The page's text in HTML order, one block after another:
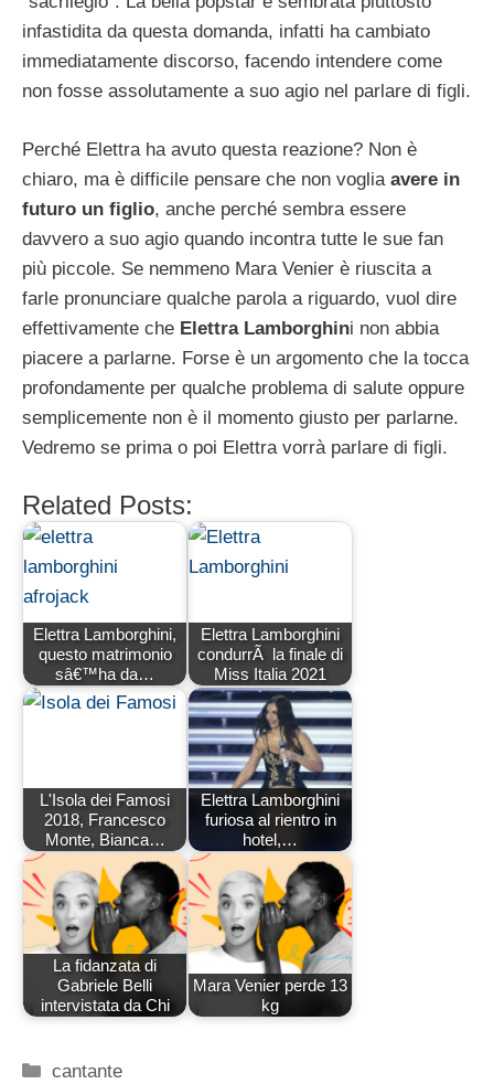
infastidita da questa domanda, infatti ha cambiato
immediatamente discorso, facendo intendere come
non fosse assolutamente a suo agio nel parlare di figli.
Perché Elettra ha avuto questa reazione? Non è
chiaro, ma è difficile pensare che non voglia avere in
futuro un figlio, anche perché sembra essere
davvero a suo agio quando incontra tutte le sue fan
più piccole. Se nemmeno Mara Venier è riuscita a
farle pronunciare qualche parola a riguardo, vuol dire
effettivamente che Elettra Lamborghini non abbia
piacere a parlarne. Forse è un argomento che la tocca
profondamente per qualche problema di salute oppure
semplicemente non è il momento giusto per parlarne.
Vedremo se prima o poi Elettra vorrà parlare di figli.
Related Posts:
Elettra Lamborghini,
questo matrimonio
sâ€™ha da…
Elettra Lamborghini
condurrÃ la finale di
Miss Italia 2021
L'Isola dei Famosi
2018, Francesco
Monte, Bianca…
Elettra Lamborghini
furiosa al rientro in
hotel,…
La fidanzata di
Gabriele Belli
intervistata da Chi
Mara Venier perde 13
kg
Categorie
cantante